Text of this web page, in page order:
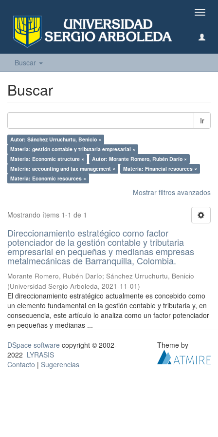
Buscar
Buscar
Ir
Autor: Sánchez Urruchurtu, Benicio ×
Materia: gestión contable y tributaria empresarial ×
Materia: Economic structure ×
Autor: Morante Romero, Rubén Darío ×
Materia: accounting and tax management ×
Materia: Financial resources ×
Materia: Economic resources ×
Mostrar filtros avanzados
Mostrando ítems 1-1 de 1
Direccionamiento estratégico como factor
potenciador de la gestión contable y tributaria
empresarial en pequeñas y medianas empresas
metalmecánicas de Barranquilla, Colombia.
Morante Romero, Rubén Darío; Sánchez Urruchurtu, Benicio
(Universidad Sergio Arboleda, 2021-11-01)
El direccionamiento estratégico actualmente es concebido como
un elemento fundamental en la gestión contable y tributaria y, en
consecuencia, este artículo lo analiza como un factor potenciador
en pequeñas y medianas ...
DSpace software copyright © 2002-
2022 LYRASIS
Contacto | Sugerencias
Theme by